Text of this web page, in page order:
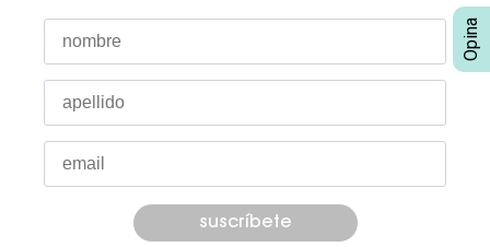
Por favor, deja este campo vacío.